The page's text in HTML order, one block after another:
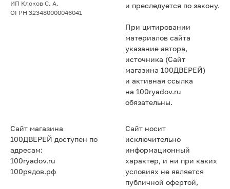
ИП Клоков С. А.
ОГРН 323480000046041
и преследуется по закону.
При цитировании
материалов сайта
указание автора,
источника (Сайт
магазина 100ДВЕРЕЙ)
и активная ссылка
на 100ryadov.ru
обязательны.
Сайт магазина
100ДВЕРЕЙ доступен по
адресам:
100ryadov.ru
100рядов.рф
Сайт носит
исключительно
информационный
характер, и ни при каких
условиях не является
публичной офертой,